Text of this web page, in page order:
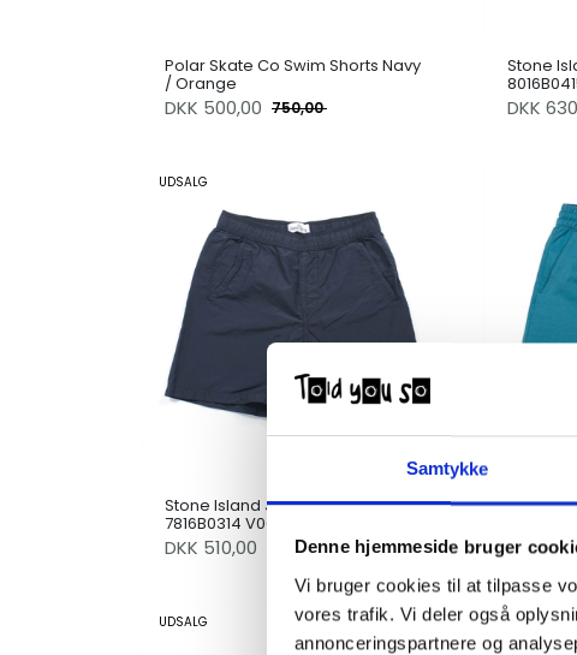
Samtykke
Denne hjemmeside bruger
Vi bruger cookies til at tilpasse
vores trafik. Vi deler også
annonceringspartnere og
Polar Skate Co Swim Shorts Navy
/ Orange
DKK 500,00 750,00
Stone
DKK
UDSALG
Stone Island Jr. Swim Shorts
7816B0314 V0020 Marine
DKK 510,00 850,00
Volcom
DKK
UDSALG